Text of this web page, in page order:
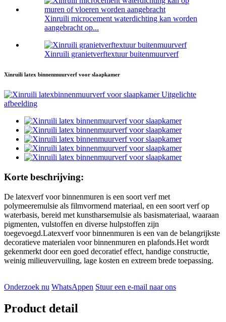
Xinruili microcement waterdichting kan worden
aangebracht op...
Xinruili granietverftextuur buitenmuurverf
Xinruili latex binnenmuurverf voor slaapkamer
Korte beschrijving:
De latexverf voor binnenmuren is een soort verf met
polymeeremulsie als filmvormend materiaal, en een soort verf op
waterbasis, bereid met kunstharsemulsie als basismateriaal, waaraan
pigmenten, vulstoffen en diverse hulpstoffen zijn
toegevoegd.Latexverf voor binnenmuren is een van de belangrijkste
decoratieve materialen voor binnenmuren en plafonds.Het wordt
gekenmerkt door een goed decoratief effect, handige constructie,
weinig milieuvervuiling, lage kosten en extreem brede toepassing.
Onderzoek nu WhatsAppen Stuur een e-mail naar ons
Product detail